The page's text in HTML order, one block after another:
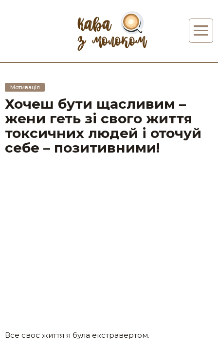
Мотивація
Хочеш бути щасливим –
жени геть зі свого життя
токсичних людей і оточуй
себе – позитивними!
Все своє життя я була екстравертом.